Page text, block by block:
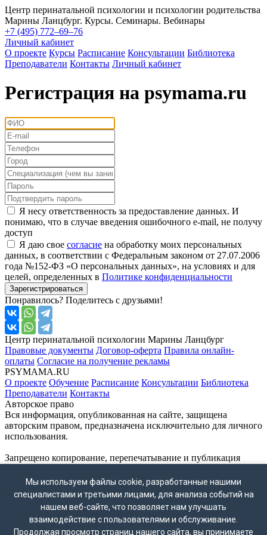
Центр перинатальной психологии и психологии родительства
Марины Ланцбург. Курсы. Семинары. Вебинары
+7 (495) 772–69–76
Личный кабинет
О проекте Курсы Расписание Консультации Библиотека
Преподаватели Контакты Личный кабинет
Регистрация на psymama.ru
Я несу ответственность за предоставление данных. И
понимаю, что в случае введения ошибочного e-mail, не получу
доступ
Я даю свое согласие на обработку моих персональных
данных, в соответствии с Федеральным законом от 27.07.2006
года №152-ФЗ «О персональных данных», на условиях и для
целей, определенных в Политике конфиденциальности
Зарегистрироваться
Понравилось? Поделитесь с друзьями!
Центр перинатальной психологии Марины Ланцбург
Правовые документы Договор-оферта Правила онлайн-
оплаты Согласие на получение рекламы
PSYMAMA.RU
О проекте Обучение Расписание Консультации Библиотека
Преподаватели Контакты
Авторское право
Вся информация, опубликованная на сайте, защищена
авторским правом, предназначена исключительно для личного
использования.
Запрещено копирование, перепечатывание и публикация
ВНИМАНИЕ!
Мессенджер WhatsApp принадлежат компании Meta Platforms
Inc., деятельность которой признана экстремистской и
запрещена на территории России.
Контакты
+7 (495) 772–69–76
Мы используем файлы cookie, разработанные нашими
специалистами и третьими лицами, для анализа событий на
нашем веб-сайте, что позволяет нам улучшать
взаимодействие с пользователями и обслуживание.
Продолжая просмотр страниц нашего сайта, вы принимаете